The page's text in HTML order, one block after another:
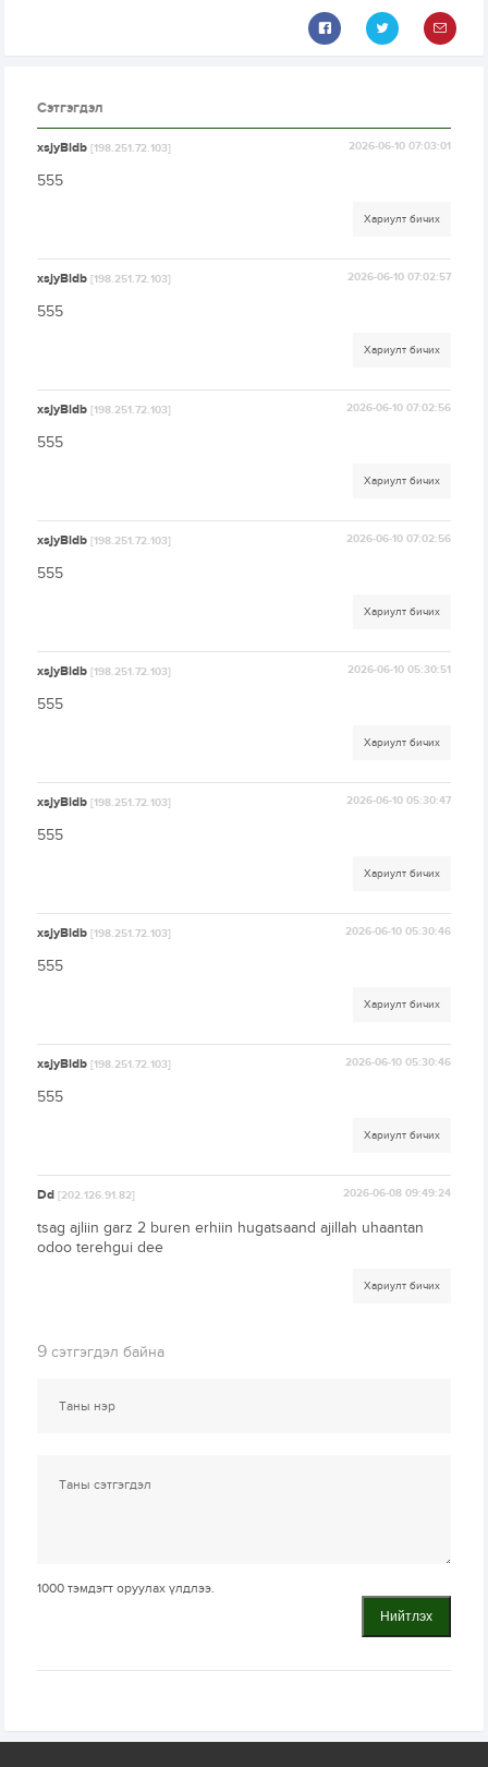
Сэтгэгдэл
xsjyBldb[198.251.72.103] 2026-06-10 07:03:01
555
Хариулт бичих
xsjyBldb[198.251.72.103] 2026-06-10 07:02:57
555
Хариулт бичих
xsjyBldb[198.251.72.103] 2026-06-10 07:02:56
555
Хариулт бичих
xsjyBldb[198.251.72.103] 2026-06-10 07:02:56
555
Хариулт бичих
xsjyBldb[198.251.72.103] 2026-06-10 05:30:51
555
Хариулт бичих
xsjyBldb[198.251.72.103] 2026-06-10 05:30:47
555
Хариулт бичих
xsjyBldb[198.251.72.103] 2026-06-10 05:30:46
555
Хариулт бичих
xsjyBldb[198.251.72.103] 2026-06-10 05:30:46
555
Хариулт бичих
Dd[202.126.91.82] 2026-06-08 09:49:24
tsag ajliin garz 2 buren erhiin hugatsaand ajillah uhaantan
odoo terehgui dee
Хариулт бичих
9 сэтгэгдэл байна
1000 тэмдэгт оруулах үлдлээ.
Нийтлэх